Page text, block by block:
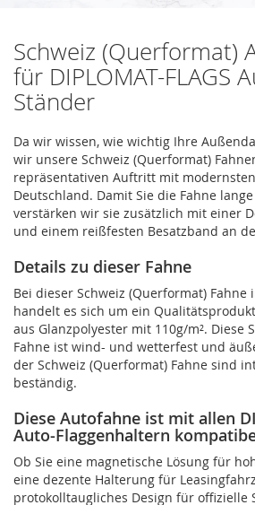
Schweiz (Querformat)
für DIPLOMAT-FLAGS
Ständer
Da wir wissen, wie wichtig Ihre
wir unsere Schweiz (Querformat)
repräsentativen Auftritt mit
Deutschland. Damit Sie die Fahne
verstärken wir sie zusätzlich mit einer
und einem reißfesten Besatzband an
Details zu dieser Fahne
Bei dieser Schweiz (Querformat)
handelt es sich um ein
aus Glanzpolyester mit 110g/m². Diese
Fahne ist wind- und wetterfest und
der Schweiz (Querformat) Fahne sind
beständig.
Diese Autofahne ist mit allen
Auto-Flaggenhaltern
Ob Sie eine magnetische Lösung für
eine dezente Halterung für
protokolltaugliches Design für offizielle